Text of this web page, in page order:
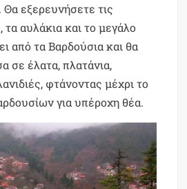
εξερευνήσετε τις
τα αυλάκια και το μεγάλο
από τα Βαρδούσια και θα
σε έλατα, πλατάνια,
φτάνοντας μέχρι το
για υπέροχη θέα.